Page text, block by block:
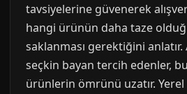
tavsiyelerine güvenerek
hangi ürünün daha taze
saklanması gerektiğini anlatır.
seçkin bayan tercih edenler,
ürünlerin ömrünü uzatır.